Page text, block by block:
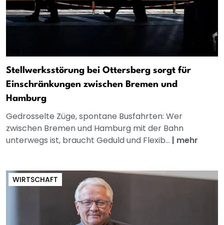
Stellwerksstörung bei Ottersberg sorgt für
Einschränkungen zwischen Bremen und
Hamburg
Gedrosselte Züge, spontane Busfahrten: Wer
zwischen Bremen und Hamburg mit der Bahn
unterwegs ist, braucht Geduld und Flexib... | mehr
WIRTSCHAFT